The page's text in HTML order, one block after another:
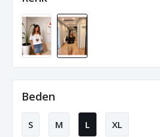
Beden
S M L XL